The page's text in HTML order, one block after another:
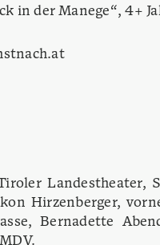
in der Manege“, 4+
Landestheater,
Hirzenberger,
Bernadette